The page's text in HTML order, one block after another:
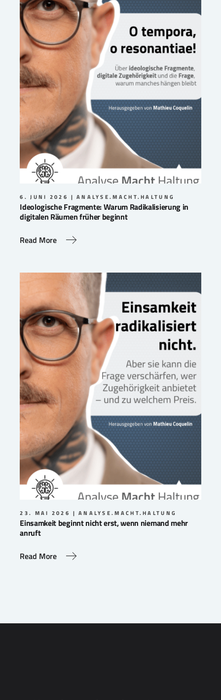
6. JUNI 2026 ANALYSE.MACHT.HALTUNG
Ideologische Fragmente: Warum Radikalisierung in
digitalen Räumen früher beginnt
Read More
23. MAI 2026 ANALYSE.MACHT.HALTUNG
Einsamkeit beginnt nicht erst, wenn niemand mehr
anruft
Read More